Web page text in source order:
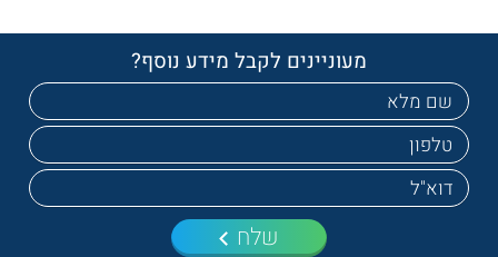
מעוניינים לקבל מידע נוסף?
שלח